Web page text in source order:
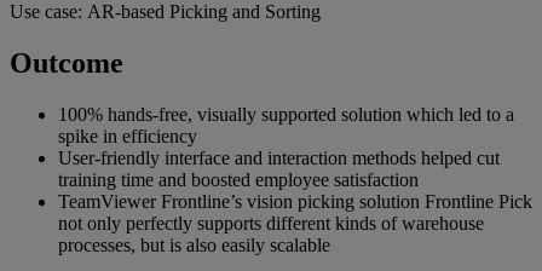
Use case: AR-based Picking and Sorting
Outcome
100% hands-free, visually supported solution which led to a
spike in efficiency
User-friendly interface and interaction methods helped cut
training time and boosted employee satisfaction
TeamViewer Frontline’s vision picking solution Frontline Pick
not only perfectly supports different kinds of warehouse
processes, but is also easily scalable